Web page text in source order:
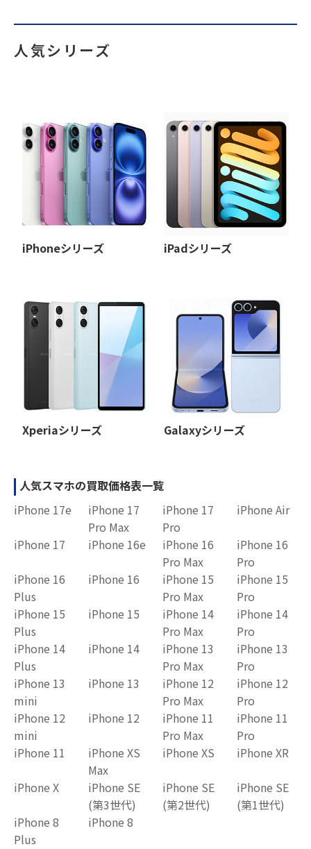
人気シリーズ
iPhoneシリーズ iPadシリーズ
Xperiaシリーズ Galaxyシリーズ
人気スマホの買取価格表一覧
iPhone 17e
iPhone 17
Pro Max
iPhone 17
Pro
iPhone Air
iPhone 17 iPhone 16e
iPhone 16
Pro Max
iPhone 16
Pro
iPhone 16
Plus
iPhone 16
iPhone 15
Pro Max
iPhone 15
Pro
iPhone 15
Plus
iPhone 15
iPhone 14
Pro Max
iPhone 14
Pro
iPhone 14
Plus
iPhone 14
iPhone 13
Pro Max
iPhone 13
Pro
iPhone 13
mini
iPhone 13
iPhone 12
Pro Max
iPhone 12
Pro
iPhone 12
mini
iPhone 12
iPhone 11
Pro Max
iPhone 11
Pro
iPhone 11
iPhone XS
Max
iPhone XS iPhone XR
iPhone X
iPhone SE
(第3世代)
iPhone SE
(第2世代)
iPhone SE
(第1世代)
iPhone 8
Plus
iPhone 8